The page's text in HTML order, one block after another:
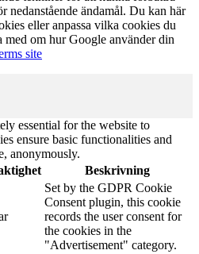
nedanstående ändamål. Du kan här
eller anpassa vilka cookies du
med om hur Google använder din
site
essential for the website to
ensure basic functionalities and
anonymously.
Beskrivning
Set by the GDPR Cookie
Consent plugin, this cookie
records the user consent for
the cookies in the
"Advertisement" category.